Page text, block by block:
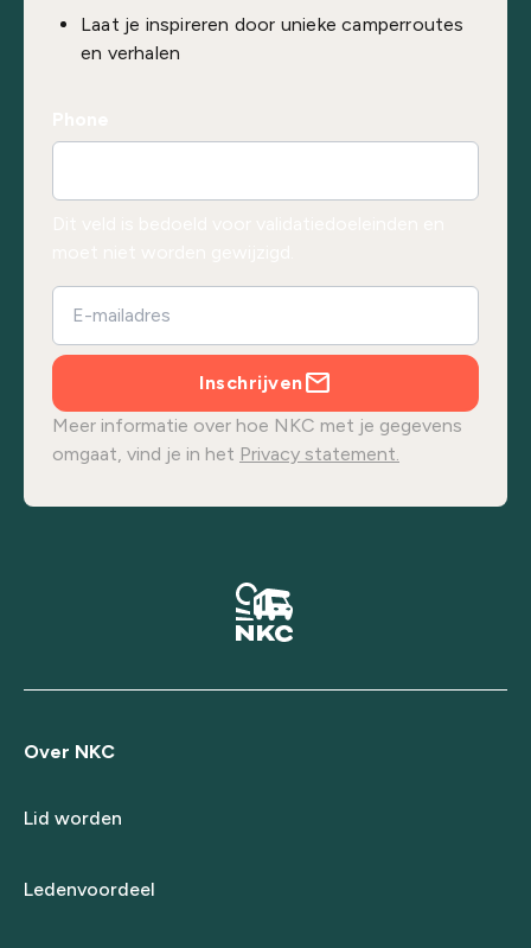
Laat je inspireren door unieke camperroutes
en verhalen
Inschrijven
Meer informatie over hoe NKC met je gegevens
omgaat, vind je in het Privacy statement.
Over NKC
Lid worden
Ledenvoordeel